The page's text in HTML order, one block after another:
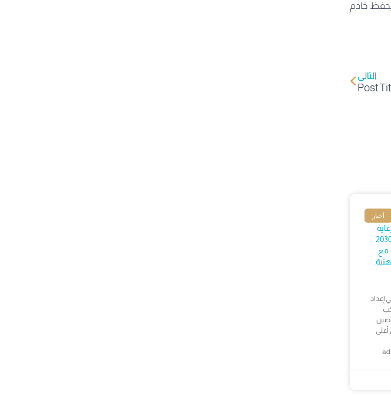
يحفظ خادم
التالي
Post
أخبار
وتواكب مستهدفات رؤية السعودية 2030
مع
إعداد
مختصين